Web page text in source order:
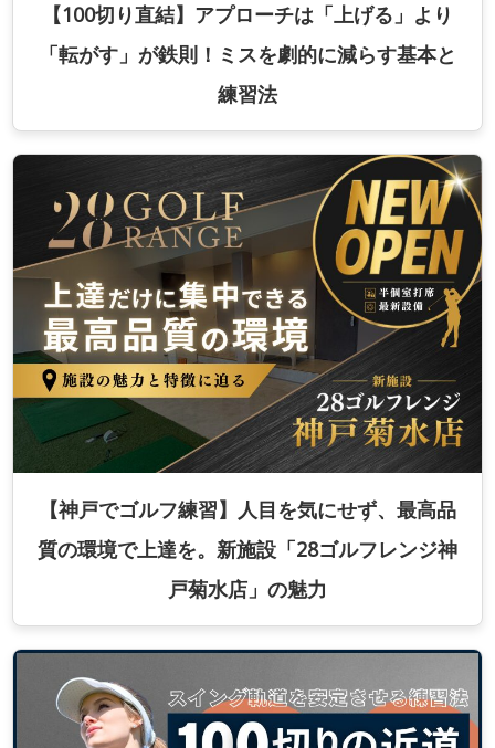
【100切り直結】アプローチは「上げる」より
「転がす」が鉄則！ミスを劇的に減らす基本と
練習法
【神戸でゴルフ練習】人目を気にせず、最高品
質の環境で上達を。新施設「28ゴルフレンジ神
戸菊水店」の魅力